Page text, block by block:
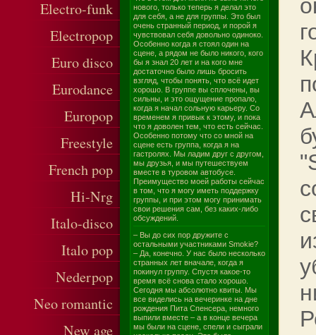
Electro-funk
Electropop
Euro disco
Eurodance
Europop
Freestyle
French pop
Hi-Nrg
Italo-disco
Italo pop
Nederpop
Neo romantic
New age
нового, только теперь я делал это
для себя, а не для группы. Это был
очень странный период, и порой я
чувствовал себя довольно одиноко.
Особенно когда я стоял один на
сцене, а рядом не было никого, кого
бы я знал 20 лет и на кого мне
достаточно было лишь бросить
взгляд, чтобы понять, что всё идет
хорошо. В группе вы сплочены, вы
сильны, и это ощущение пропало,
когда я начал сольную карьеру. Со
временем я привык к этому, и пока
что я доволен тем, что есть сейчас.
Особенно потому что со мной на
сцене есть группа, когда я на
гастролях. Мы ладим друг с другом,
мы друзья, и мы путешествуем
вместе в туровом автобусе.
Преимущество моей работы сейчас
в том, что я могу иметь поддержку
группы, и при этом могу принимать
свои решения сам, без каких-либо
обсуждений.
– Вы до сих пор дружите с
остальными участниками Smokie?
– Да, конечно. У нас было несколько
странных лет вначале, когда я
покинул группу. Спустя какое-то
время всё снова стало хорошо.
Сегодня мы абсолютно квиты. Мы
все виделись на вечеринке на дне
рождения Пита Спенсера, немного
выпили вместе – а в конце вечера
мы были на сцене, спели и сыграли